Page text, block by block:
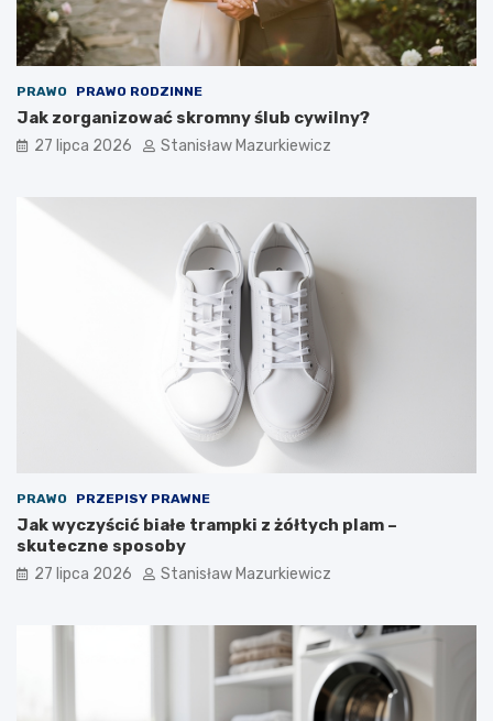
PRAWO PRAWO RODZINNE
Jak zorganizować skromny ślub cywilny?
27 lipca 2026 Stanisław Mazurkiewicz
PRAWO PRZEPISY PRAWNE
Jak wyczyścić białe trampki z żółtych plam –
skuteczne sposoby
27 lipca 2026 Stanisław Mazurkiewicz